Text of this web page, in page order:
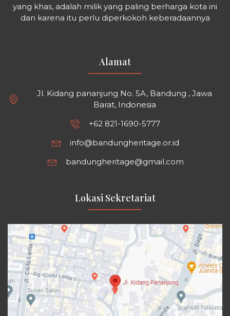
yang khas, adalah milik yang paling berharga kota ini
dan karena itu perlu diperkokoh keberadaannya
Alamat
Jl. Kidang pananjung No. 5A, Bandung , Jawa
Barat, Indonesia
+62 821-1690-5777
info@bandungheritage.or.id
bandungheritage@gmail.com
Lokasi Sekretariat